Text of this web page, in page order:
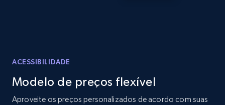
Amazon products global dataset - Collects
products by specific category URL
ACESSIBILIDADE
Modelo de preços flexível
Aproveite os preços personalizados de acordo com suas